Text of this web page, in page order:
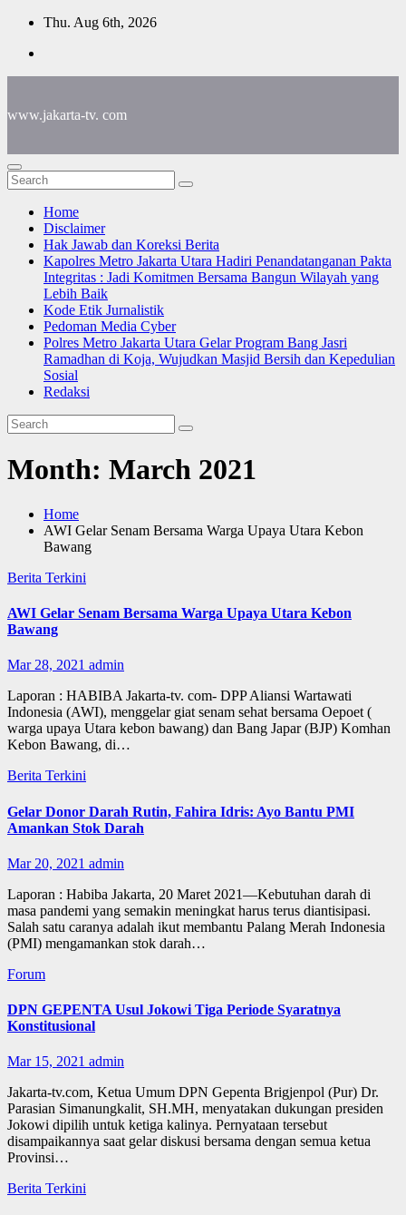
Skip
content
Thu. Aug 6th, 2026
www.jakarta-tv. com
Home
Disclaimer
Hak Jawab dan Koreksi Berita
Kapolres Metro Jakarta Utara Hadiri Penandatanganan Pakta
Integritas : Jadi Komitmen Bersama Bangun Wilayah yang
Lebih Baik
Kode Etik Jurnalistik
Pedoman Media Cyber
Polres Metro Jakarta Utara Gelar Program Bang Jasri
Ramadhan di Koja, Wujudkan Masjid Bersih dan Kepedulian
Sosial
Redaksi
Month: March 2021
Home
AWI Gelar Senam Bersama Warga Upaya Utara Kebon
Bawang
Berita Terkini
AWI Gelar Senam Bersama Warga Upaya Utara Kebon
Bawang
Mar 28, 2021 admin
Laporan : HABIBA Jakarta-tv. com- DPP Aliansi Wartawati
Indonesia (AWI), menggelar giat senam sehat bersama Oepoet (
warga upaya Utara kebon bawang) dan Bang Japar (BJP) Komhan
Kebon Bawang, di…
Berita Terkini
Gelar Donor Darah Rutin, Fahira Idris: Ayo Bantu PMI
Amankan Stok Darah
Mar 20, 2021 admin
Laporan : Habiba Jakarta, 20 Maret 2021—Kebutuhan darah di
masa pandemi yang semakin meningkat harus terus diantisipasi.
Salah satu caranya adalah ikut membantu Palang Merah Indonesia
(PMI) mengamankan stok darah…
Forum
DPN GEPENTA Usul Jokowi Tiga Periode Syaratnya
Konstitusional
Mar 15, 2021 admin
Jakarta-tv.com, Ketua Umum DPN Gepenta Brigjenpol (Pur) Dr.
Parasian Simanungkalit, SH.MH, menyatakan dukungan presiden
Jokowi dipilih untuk ketiga kalinya. Pernyataan tersebut
disampaikannya saat gelar diskusi bersama dengan semua ketua
Provinsi…
Berita Terkini